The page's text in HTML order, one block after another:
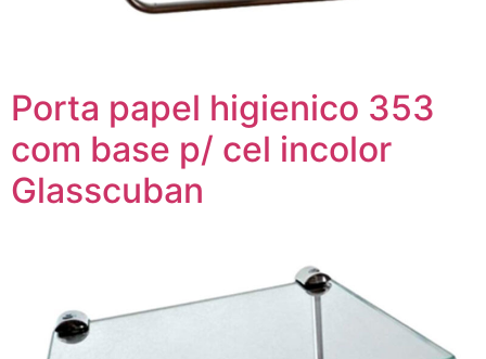
Porta papel higienico 353
com base p/ cel incolor
Glasscuban